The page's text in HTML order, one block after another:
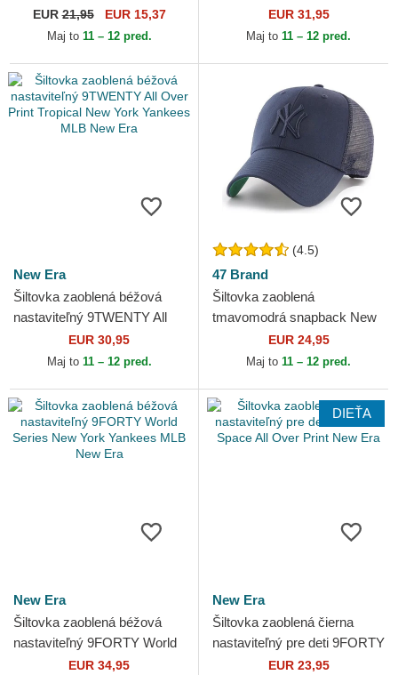
deti 9FORTY All Over Print
Superman DC Comics New
EUR21,95 EUR 15,37
Maj to 11 – 12 pred.
9FORTY Golf All Over Print
New Era
EUR 31,95
Maj to 11 – 12 pred.
New Era
Šiltovka zaoblená béžová
nastaviteľný 9TWENTY All
Over Print Tropical New York
Yankees MLB New Era
EUR 30,95
Maj to 11 – 12 pred.
(4.5)
47 Brand
Šiltovka zaoblená
tmavomodrá snapback New
York Yankees MLB 47 Brand
EUR 24,95
Maj to 11 – 12 pred.
New Era
Šiltovka zaoblená béžová
nastaviteľný 9FORTY World
Series New York Yankees
EUR 34,95
DIEŤA
New Era
Šiltovka zaoblená čierna
nastaviteľný pre deti 9FORTY
Space All Over Print New Era
EUR 23,95